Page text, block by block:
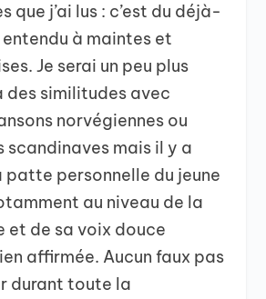
que j’ai lus : c’est du déjà-
à maintes et
Je serai un peu plus
des similitudes avec
norvégiennes ou
scandinaves mais il y a
personnelle du jeune
au niveau de la
et de sa voix douce
affirmée. Aucun faux pas
durant toute la